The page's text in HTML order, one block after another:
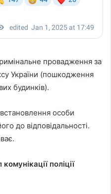
провадження за
України (пошкодження
будинків).
особи
до відповідальності.
поліції